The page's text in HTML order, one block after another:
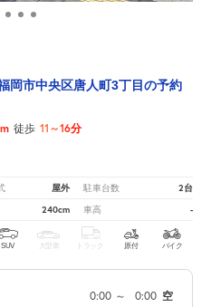
岡市中央区唐人町3丁目の予約
徒歩 11～16分
屋外 駐車台数 2台
240cm 車高 -
SUV 大型車 トラック 原付 バイク
0:00 ～ 0:00 空